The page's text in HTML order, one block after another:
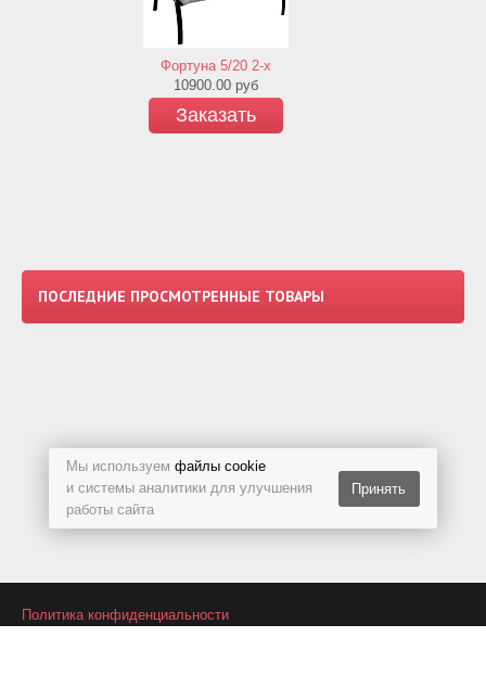
Мы используем файлы cookie
и системы аналитики для улучшения
работы сайта
Принять
Фортуна 5/20 2-х
10900.00 руб
Заказать
ПОСЛЕДНИЕ ПРОСМОТРЕННЫЕ ТОВАРЫ
Политика конфиденциальности